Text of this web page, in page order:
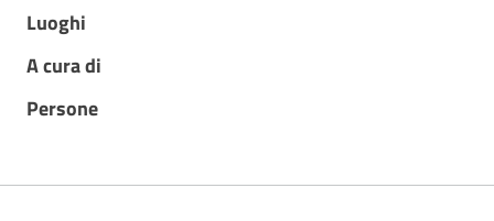
Luoghi
A cura di
Persone